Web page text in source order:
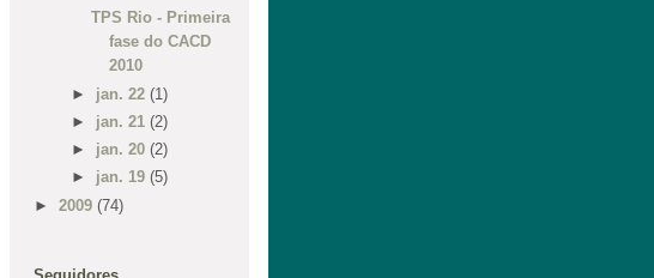
TPS Rio - Primeira
fase do CACD
2010
► jan. 22(1)
► jan. 21(2)
► jan. 20(2)
► jan. 19(5)
► 2009 (74)
Seguidores